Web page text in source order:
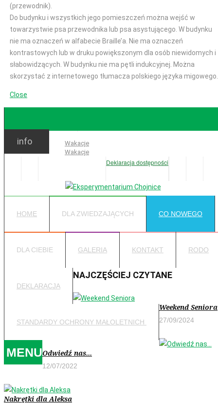
(przewodnik).
Do budynku i wszystkich jego pomieszczeń można wejść w
towarzystwie psa przewodnika lub psa asystującego. W budynku
nie ma oznaczeń w alfabecie Braille’a. Nie ma oznaczeń
kontrastowych lub w druku powiększonym dla osób niewidomych i
słabowidzących. W budynku nie ma pętli indukcyjnej. Można
skorzystać z internetowego tłumacza polskiego języka migowego.
Close
Ważne:
Wakacje
Wakacje
Deklaracja dostępności
info
HOME DLA ZWIEDZAJĄCYCH CO NOWEGO
DLA CIEBIE GALERIA KONTAKT RODO
DEKLARACJA
STANDARDY OCHRONY MAŁOLETNICH
MENU
NAJCZĘŚCIEJ CZYTANE
Weekend Seniora
27/09/2024
Odwiedź nas...
12/07/2022
Nakrętki dla Aleksa